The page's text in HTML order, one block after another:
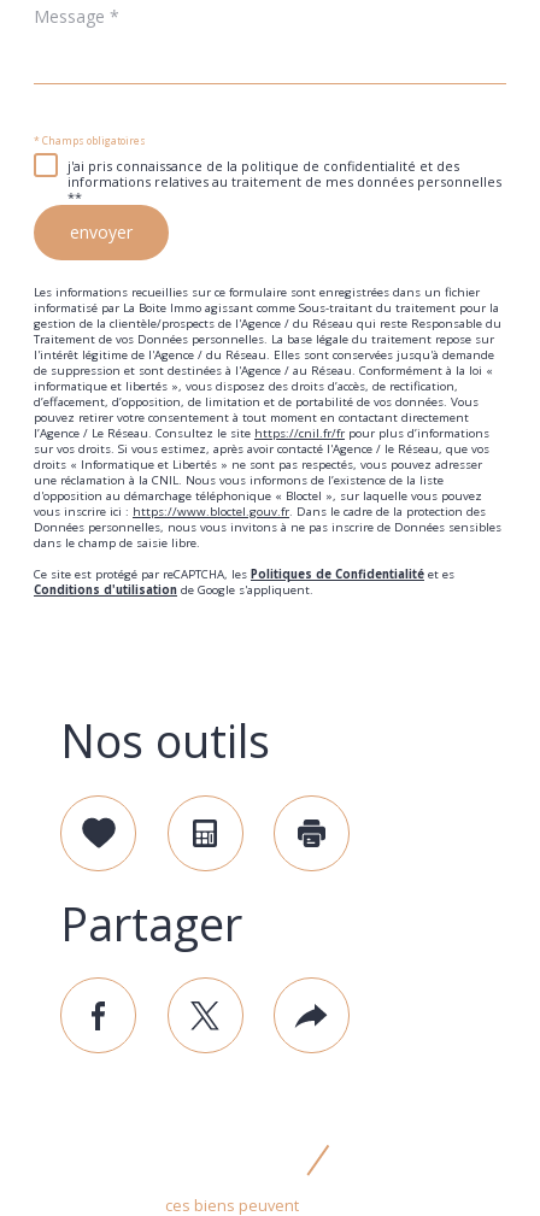
Message
* Champs obligatoires
j'ai pris connaissance de la politique de confidentialité et des
informations relatives au traitement de mes données personnelles
**
envoyer
Les informations recueillies sur ce formulaire sont enregistrées dans un fichier
informatisé par La Boite Immo agissant comme Sous-traitant du traitement pour la
gestion de la clientèle/prospects de l'Agence / du Réseau qui reste Responsable du
Traitement de vos Données personnelles. La base légale du traitement repose sur
l'intérêt légitime de l'Agence / du Réseau. Elles sont conservées jusqu'à demande
de suppression et sont destinées à l'Agence / au Réseau. Conformément à la loi «
informatique et libertés », vous disposez des droits d’accès, de rectification,
d’effacement, d’opposition, de limitation et de portabilité de vos données. Vous
pouvez retirer votre consentement à tout moment en contactant directement
l’Agence / Le Réseau. Consultez le site https://cnil.fr/fr pour plus d’informations
sur vos droits. Si vous estimez, après avoir contacté l'Agence / le Réseau, que vos
droits « Informatique et Libertés » ne sont pas respectés, vous pouvez adresser
une réclamation à la CNIL. Nous vous informons de l’existence de la liste
d'opposition au démarchage téléphonique « Bloctel », sur laquelle vous pouvez
vous inscrire ici : https://www.bloctel.gouv.fr . Dans le cadre de la protection des
Données personnelles, nous vous invitons à ne pas inscrire de Données sensibles
dans le champ de saisie libre.
Ce site est protégé par reCAPTCHA, les Politiques de Confidentialité et es
Conditions d'utilisation de Google s'appliquent.
Nos outils
SélectionnerCalculatriceImprimer
Partager
facebooktwitterPlus
de
ces biens peuvent